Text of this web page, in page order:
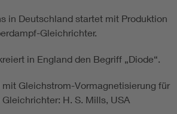
in Deutschland startet mit Produktion
Gleichrichter.
in England den Begriff „Diode“.
Gleichstrom-Vormagnetisierung für
H. S. Mills, USA